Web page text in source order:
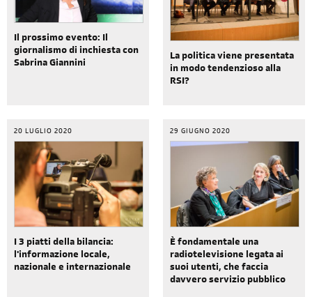
Il prossimo evento: Il
giornalismo di inchiesta con
Sabrina Giannini
La politica viene presentata
in modo tendenzioso alla
RSI?
20 LUGLIO 2020
I 3 piatti della bilancia:
l'informazione locale,
nazionale e internazionale
29 GIUGNO 2020
È fondamentale una
radiotelevisione legata ai
suoi utenti, che faccia
davvero servizio pubblico